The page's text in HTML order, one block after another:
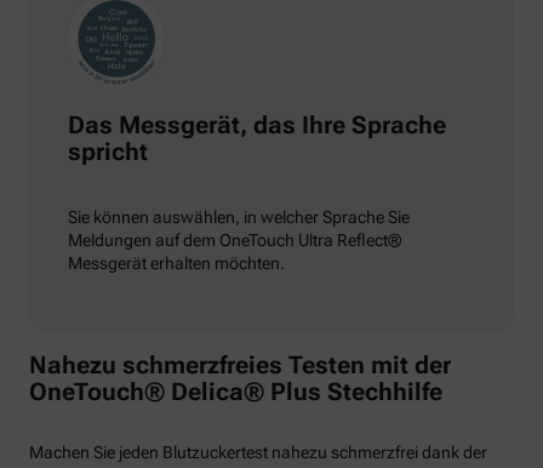
Das Messgerät, das Ihre Sprache
spricht
Sie können auswählen, in welcher Sprache Sie
Meldungen auf dem OneTouch Ultra Reflect®
Messgerät erhalten möchten.
Nahezu schmerzfreies Testen mit der
OneTouch® Delica® Plus Stechhilfe
Machen Sie jeden Blutzuckertest nahezu schmerzfrei dank der